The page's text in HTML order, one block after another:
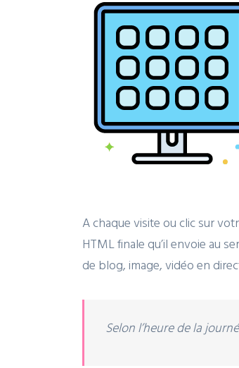
A chaque visite ou clic sur
HTML finale qu’il envoie au
de blog, image, vidéo en
Selon l’heure de la